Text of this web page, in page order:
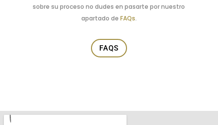
sobre su proceso no dudes en pasarte por nuestro
apartado de FAQs.
FAQS